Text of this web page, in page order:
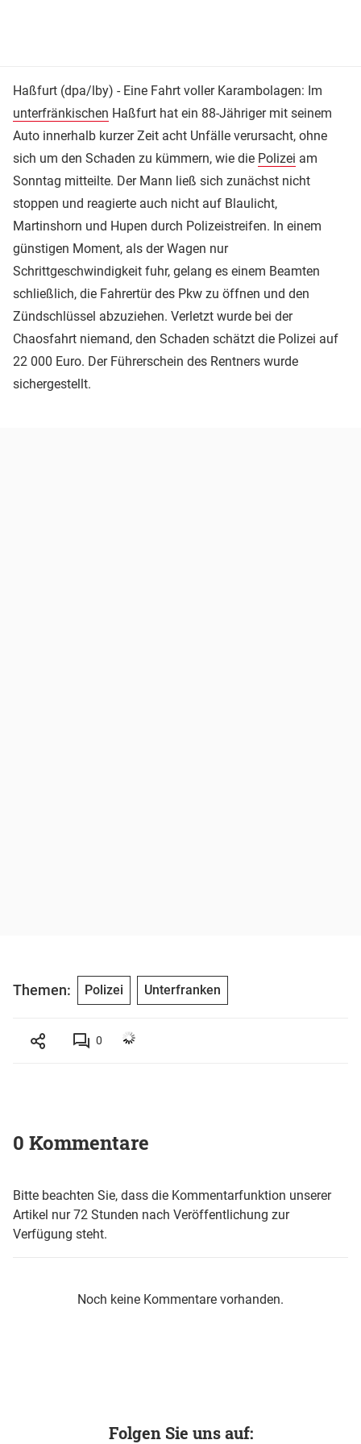
Haßfurt (dpa/lby) - Eine Fahrt voller Karambolagen: Im
unterfränkischen Haßfurt hat ein 88-Jähriger mit seinem
Auto innerhalb kurzer Zeit acht Unfälle verursacht, ohne
sich um den Schaden zu kümmern, wie die Polizei am
Sonntag mitteilte. Der Mann ließ sich zunächst nicht
stoppen und reagierte auch nicht auf Blaulicht,
Martinshorn und Hupen durch Polizeistreifen. In einem
günstigen Moment, als der Wagen nur
Schrittgeschwindigkeit fuhr, gelang es einem Beamten
schließlich, die Fahrertür des Pkw zu öffnen und den
Zündschlüssel abzuziehen. Verletzt wurde bei der
Chaosfahrt niemand, den Schaden schätzt die Polizei auf
22 000 Euro. Der Führerschein des Rentners wurde
sichergestellt.
Themen: Polizei Unterfranken
0
0 Kommentare
Bitte beachten Sie, dass die Kommentarfunktion unserer
Artikel nur 72 Stunden nach Veröffentlichung zur
Verfügung steht.
Noch keine Kommentare vorhanden.
Folgen Sie uns auf: